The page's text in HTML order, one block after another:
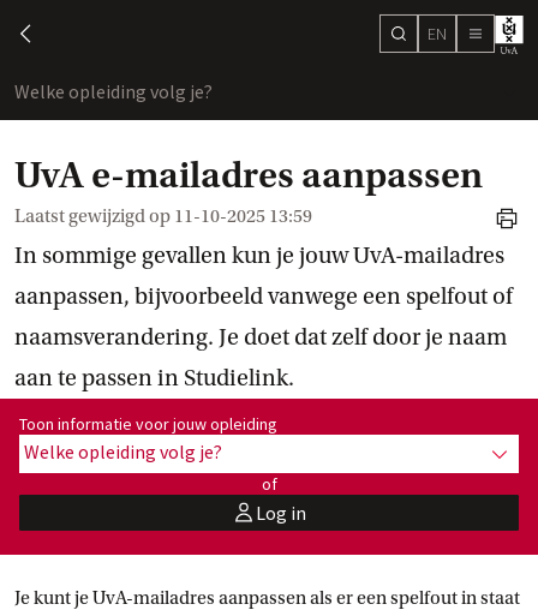
chevron-left search
EN menu
Welke opleiding volg je?
UvA e-mailadres aanpassen
Laatst gewijzigd op 11-10-2025 13:59
print
In sommige gevallen kun je jouw UvA-mailadres
aanpassen, bijvoorbeeld vanwege een spelfout of
naamsverandering. Je doet dat zelf door je naam
aan te passen in Studielink.
Toon informatie voor opleiding:
Toon informatie voor jouw opleiding
Welke opleiding volg je? toon
of
userLog in
Je kunt je UvA-mailadres aanpassen als er een spelfout in staat